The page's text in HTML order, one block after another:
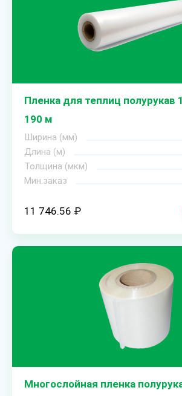
Пленка для теплиц полурукав
190 м
Ширина (мм)
Длина (м)
Толщина (мкм)
Мин.заказ
11 746.56 ₽
Многослойная пленка